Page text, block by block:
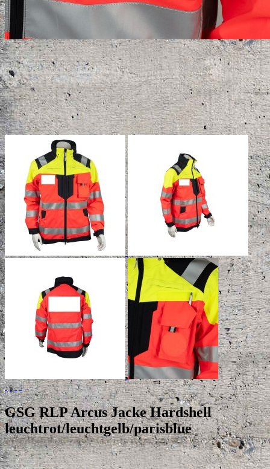
GSG RLP Arcus Jacke Hardshell
leuchtrot/leuchtgelb/parisblue